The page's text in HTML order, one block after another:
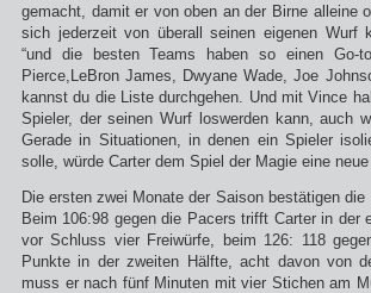
gemacht, damit er von oben an der Birne alleine
sich jederzeit von überall seinen eigenen Wurf
“und die besten Teams haben so einen Go-
Pierce,LeBron James, Dwyane Wade, Joe
kannst du die Liste durchgehen. Und mit Vince
Spieler, der seinen Wurf loswerden kann, auch
Gerade in Situationen, in denen ein Spieler
solle, würde Carter dem Spiel der Magie eine
Die ersten zwei Monate der Saison bestätigen
Beim 106:98 gegen die Pacers trifft Carter in der
vor Schluss vier Freiwürfe, beim 126: 118
Punkte in der zweiten Hälfte, acht davon von
muss er nach fünf Minuten mit vier Stichen am